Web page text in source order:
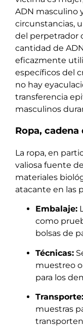
ADN masculino
circunstancias,
del perpetrador
cantidad de
eficazmente
específicos del
no hay
transferencia
masculinos
Ropa,
La ropa, en
valiosa fuente
materiales
atacante en las
Embalaje:
como
bolsas de
Técnicas:
muestreo
para los
Transporte:
muestras